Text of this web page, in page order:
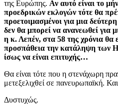
της Ευρώπης. Αν αυτό είναι το
προεδρικών εκλογών τότε θα
προετοιμασμένοι για μια
δεν θα μπορεί να ανανεωθεί για
η κ. Λεπέν, στα 58 της χρόνια θα
προσπάθεια την κατάληψη των
ίσως να είναι επιτυχής…
Θα είναι τότε που η στενάχωρη
μετεξελιχθεί σε πανευρωπαϊκή.
Δυστυχώς.